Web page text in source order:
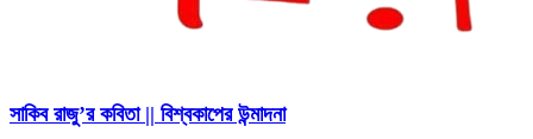
সাকিব রাজু’র কবিতা || বিশ্বকাপের উন্মাদনা